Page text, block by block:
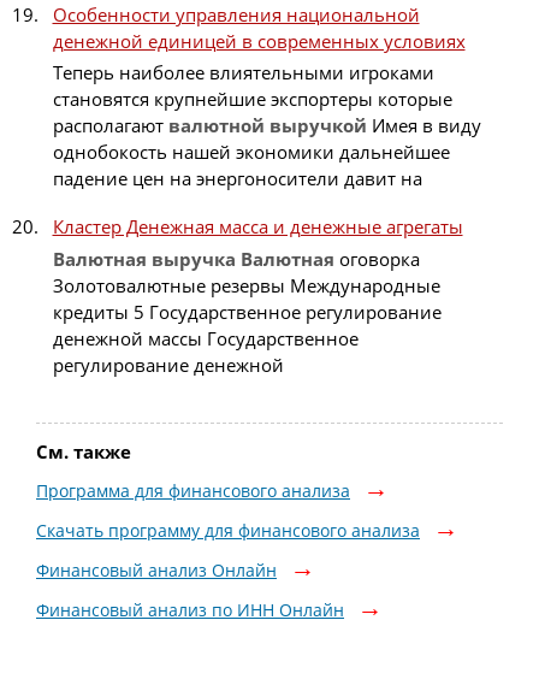
Особенности управления национальной
денежной единицей в современных условиях
Теперь наиболее влиятельными игроками
становятся крупнейшие экспортеры которые
располагают валютной выручкой Имея в виду
однобокость нашей экономики дальнейшее
падение цен на энергоносители давит на
Кластер Денежная масса и денежные агрегаты
Валютная выручка Валютная оговорка
Золотовалютные резервы Международные
кредиты 5 Государственное регулирование
денежной массы Государственное
регулирование денежной
См. также
Программа для финансового анализа
Скачать программу для финансового анализа
Финансовый анализ Онлайн
Финансовый анализ по ИНН Онлайн